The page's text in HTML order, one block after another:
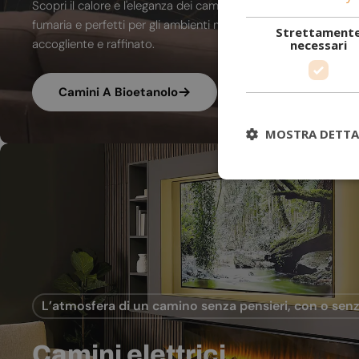
Scopri il calore e l'eleganza dei camini a bioetanolo. A
fumaria e perfetti per gli ambienti moderni, trasformano ogni
accogliente e raffinato.
Camini A Bioetanolo
L’atmosfera di un camino senza pensieri, con o
necessari
MOSTRA